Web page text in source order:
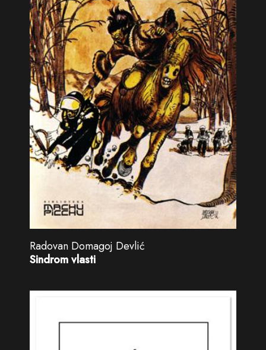
Radovan Domagoj Devlić
Sindrom vlasti